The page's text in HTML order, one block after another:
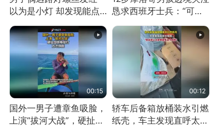
以为是小灯 却发现能点
燃香烟 当事人：已报警
处理
恳求西班牙士兵：“可不
可以不要把我遣返回国”
00:15
国外一男子遭章鱼吸脸，
上演“拔河大战”，硬扯加
00:12
轿车后备箱放桶装水引燃
纸壳，车主发现直呼太危